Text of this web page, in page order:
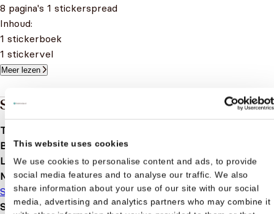
This website uses cookies
We use cookies to personalise content and ads, to provide
social media features and to analyse our traffic. We also
share information about your use of our site with our social
media, advertising and analytics partners who may combine it
8 pagina's 1 stickerspread
Inhoud:
1 stickerboek
1 stickervel
Meer lezen
Specificaties
Taal
BindwijzeSoftcover
Leeftijd4 t/m 14 jaar
Merk
Studio 100
Serie of karakter